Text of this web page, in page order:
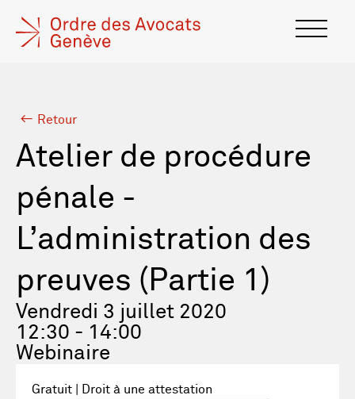
Retour
Atelier de procédure
pénale -
L’administration des
preuves (Partie 1)
Vendredi 3 juillet 2020
12:30 - 14:00
Webinaire
Gratuit | Droit à une attestation